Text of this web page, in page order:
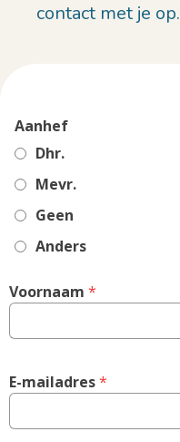
contact met je op.
Aanhef
Dhr.
Mevr.
Geen
Anders
Voornaam *
E-mailadres *